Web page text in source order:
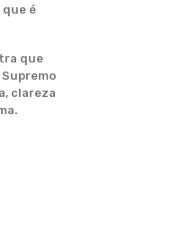
que é
que
clareza